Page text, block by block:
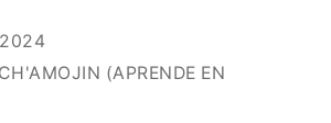
(APRENDE EN